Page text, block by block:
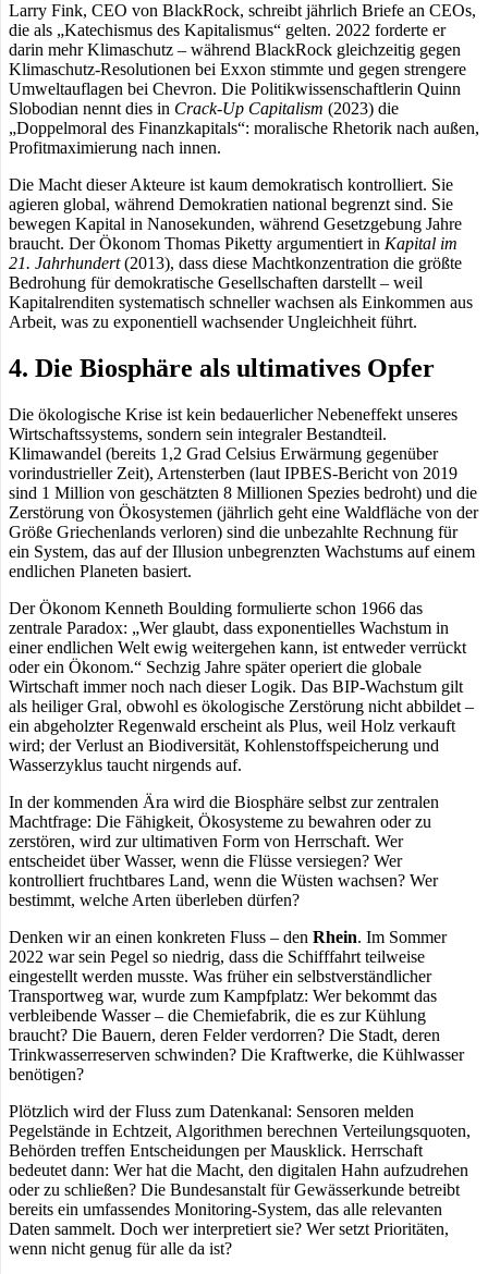
Larry Fink, CEO von BlackRock, schreibt jährlich Briefe an CEOs,
die als „Katechismus des Kapitalismus“ gelten. 2022 forderte er
darin mehr Klimaschutz – während BlackRock gleichzeitig gegen
Klimaschutz-Resolutionen bei Exxon stimmte und gegen strengere
Umweltauflagen bei Chevron. Die Politikwissenschaftlerin Quinn
Slobodian nennt dies in Crack-Up Capitalism (2023) die
„Doppelmoral des Finanzkapitals“: moralische Rhetorik nach außen,
Profitmaximierung nach innen.
Die Macht dieser Akteure ist kaum demokratisch kontrolliert. Sie
agieren global, während Demokratien national begrenzt sind. Sie
bewegen Kapital in Nanosekunden, während Gesetzgebung Jahre
braucht. Der Ökonom Thomas Piketty argumentiert in Kapital im
21. Jahrhundert(2013), dass diese Machtkonzentration die größte
Bedrohung für demokratische Gesellschaften darstellt – weil
Kapitalrenditen systematisch schneller wachsen als Einkommen aus
Arbeit, was zu exponentiell wachsender Ungleichheit führt.
4. Die Biosphäre als ultimatives Opfer
Die ökologische Krise ist kein bedauerlicher Nebeneffekt unseres
Wirtschaftssystems, sondern sein integraler Bestandteil.
Klimawandel (bereits 1,2 Grad Celsius Erwärmung gegenüber
vorindustrieller Zeit), Artensterben (laut IPBES-Bericht von 2019
sind 1 Million von geschätzten 8 Millionen Spezies bedroht) und die
Zerstörung von Ökosystemen (jährlich geht eine Waldfläche von der
Größe Griechenlands verloren) sind die unbezahlte Rechnung für
ein System, das auf der Illusion unbegrenzten Wachstums auf einem
endlichen Planeten basiert.
Der Ökonom Kenneth Boulding formulierte schon 1966 das
zentrale Paradox: „Wer glaubt, dass exponentielles Wachstum in
einer endlichen Welt ewig weitergehen kann, ist entweder verrückt
oder ein Ökonom.“ Sechzig Jahre später operiert die globale
Wirtschaft immer noch nach dieser Logik. Das BIP-Wachstum gilt
als heiliger Gral, obwohl es ökologische Zerstörung nicht abbildet –
ein abgeholzter Regenwald erscheint als Plus, weil Holz verkauft
wird; der Verlust an Biodiversität, Kohlenstoffspeicherung und
Wasserzyklus taucht nirgends auf.
In der kommenden Ära wird die Biosphäre selbst zur zentralen
Machtfrage: Die Fähigkeit, Ökosysteme zu bewahren oder zu
zerstören, wird zur ultimativen Form von Herrschaft. Wer
entscheidet über Wasser, wenn die Flüsse versiegen? Wer
kontrolliert fruchtbares Land, wenn die Wüsten wachsen? Wer
bestimmt, welche Arten überleben dürfen?
Denken wir an einen konkreten Fluss – den Rhein. Im Sommer
2022 war sein Pegel so niedrig, dass die Schifffahrt teilweise
eingestellt werden musste. Was früher ein selbstverständlicher
Transportweg war, wurde zum Kampfplatz: Wer bekommt das
verbleibende Wasser – die Chemiefabrik, die es zur Kühlung
braucht? Die Bauern, deren Felder verdorren? Die Stadt, deren
Trinkwasserreserven schwinden? Die Kraftwerke, die Kühlwasser
benötigen?
Plötzlich wird der Fluss zum Datenkanal: Sensoren melden
Pegelstände in Echtzeit, Algorithmen berechnen Verteilungsquoten,
Behörden treffen Entscheidungen per Mausklick. Herrschaft
bedeutet dann: Wer hat die Macht, den digitalen Hahn aufzudrehen
oder zu schließen? Die Bundesanstalt für Gewässerkunde betreibt
bereits ein umfassendes Monitoring-System, das alle relevanten
Daten sammelt. Doch wer interpretiert sie? Wer setzt Prioritäten,
wenn nicht genug für alle da ist?